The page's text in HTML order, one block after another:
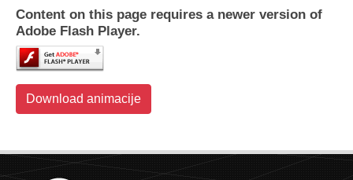
Content on this page requires a newer version of
Adobe Flash Player.
Download animacije